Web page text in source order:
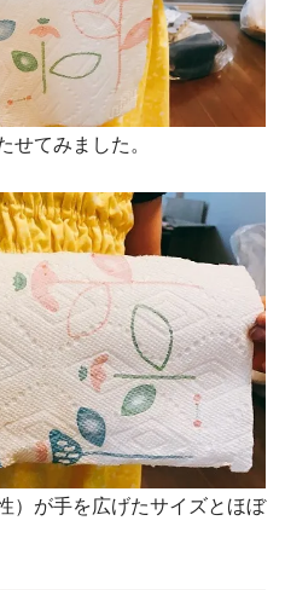
せてみました。
）が手を広げたサイズとほぼ